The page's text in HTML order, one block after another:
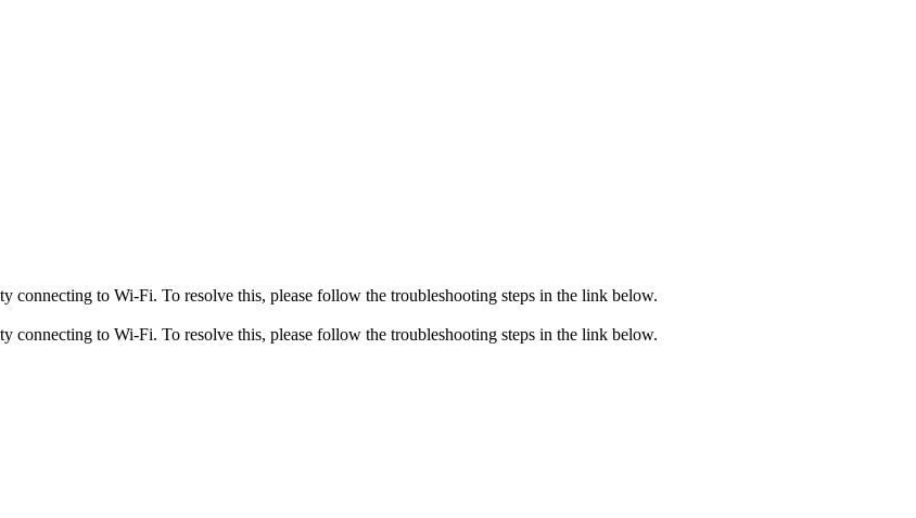
connecting to Wi-Fi. To resolve this, please follow the troubleshooting steps in the link below.
connecting to Wi-Fi. To resolve this, please follow the troubleshooting steps in the link below.